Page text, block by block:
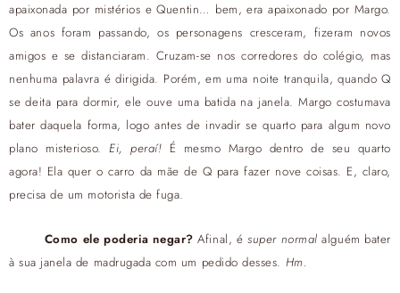
apaixonada por mistérios e Quentin… bem, era apaixonado por Margo.
Os anos foram passando, os personagens cresceram, fizeram novos
amigos e se distanciaram. Cruzam-se nos corredores do colégio, mas
nenhuma palavra é dirigida. Porém, em uma noite tranquila, quando Q
se deita para dormir, ele ouve uma batida na janela. Margo costumava
bater daquela forma, logo antes de invadir se quarto para algum novo
plano misterioso.Ei, peraí! É mesmo Margo dentro de seu quarto
agora! Ela quer o carro da mãe de Q para fazer nove coisas. E, claro,
precisa de um motorista de fuga.
Como ele poderia negar? Afinal, ésuper normal alguém bater
à sua janela de madrugada com um pedido desses. Hm.